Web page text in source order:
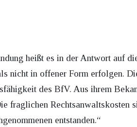
heißt es in der Antwort auf
nicht in offener Form erfolgen.
des BfV. Aus ihrem
fraglichen Rechtsanwaltskosten
entstanden.“